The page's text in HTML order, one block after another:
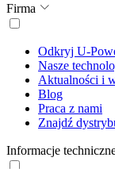
Firma
Odkryj U-
Nasze
Aktualności i
Blog
Praca z nami
Znajdź
Informacje